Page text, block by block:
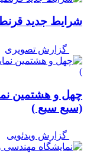
شرایط جدید
گزارش تصویری
چهل و هشتمین
(سبع سبع )
گزارش ویدئویی